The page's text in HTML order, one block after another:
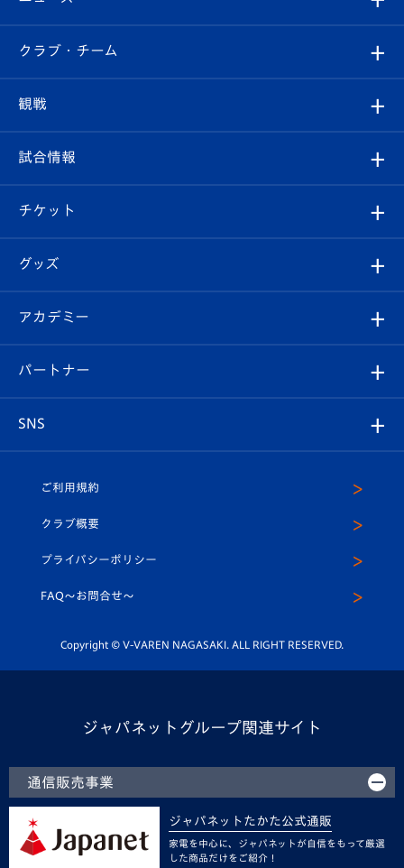
すべて
クラブ
試合情報
チケット
イベント
メディア
ホームタウン
クラブ・チーム
クラブ概要
エンブレム紹介
スタッフプロフィール
マスコット紹介
平和祈念活動
ホームタウン活動
観戦
観戦ルール
はじめての観戦ガイド
Revive Team
ヴィヴィくんの長崎おもてなしガイド
試合情報
試合日程/結果
フォトギャラリー
スタジアムグルメ
チケット
チケット
V-LOVERS（ファンクラブ）
プレイヤーズスイート
グッズ
オンラインショップ
店舗情報
アカデミー
育成からのお知らせ
U-18
スクール
パートナー
SNS
ヴィヴィくんインスタグラム
公式LINE＠
ご利用規約
クラブ概要
プライバシーポリシー
FAQ〜お問合せ〜
Copyright © V-VAREN NAGASAKI. ALL RIGHT RESERVED.
ジャパネットグループ関連サイト
通信販売事業
ジャパネットたかた公式通販
家電を中心に、ジャパネットが自信をもって厳選
した商品だけをご紹介！